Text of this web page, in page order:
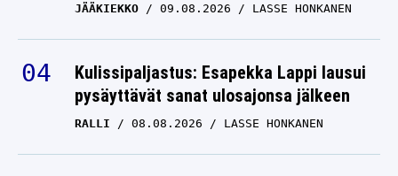
JÄÄKIEKKO 09.08.2026 LASSE HONKANEN
Kulissipaljastus: Esapekka Lappi lausui
pysäyttävät sanat ulosajonsa jälkeen
RALLI 08.08.2026 LASSE HONKANEN